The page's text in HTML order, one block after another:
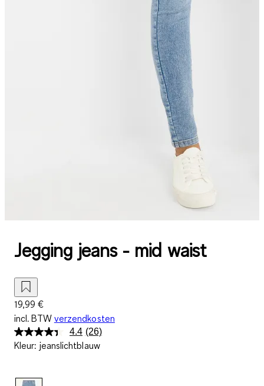
Jegging jeans - mid waist
19,99 €
incl. BTW verzendkosten
4.4 Lees
26
(26)
Kleur: jeanslichtblauw